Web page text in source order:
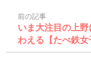
前の記事
いま大注目の上
わえる【たべ鉄女